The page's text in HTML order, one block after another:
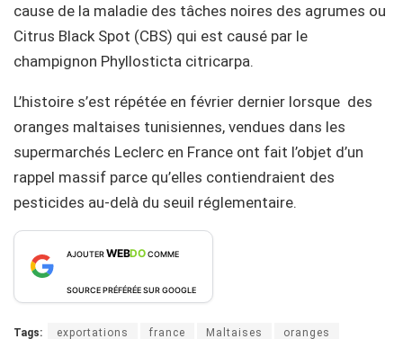
cause de la maladie des tâches noires des agrumes ou
Citrus Black Spot (CBS) qui est causé par le
champignon Phyllosticta citricarpa.
L’histoire s’est répétée en février dernier lorsque des
oranges maltaises tunisiennes, vendues dans les
supermarchés Leclerc en France ont fait l’objet d’un
rappel massif parce qu’elles contiendraient des
pesticides au-delà du seuil réglementaire.
AJOUTERWEBDOCOMME
SOURCE PRÉFÉRÉE SUR GOOGLE
Tags: exportations france Maltaises oranges